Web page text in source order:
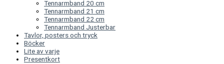
Tennarmband 20 cm
Tennarmband 21 cm
Tennarmband 22 cm
Tennarmband Justerbar
Tavlor, posters och tryck
Böcker
Lite av varje
Presentkort